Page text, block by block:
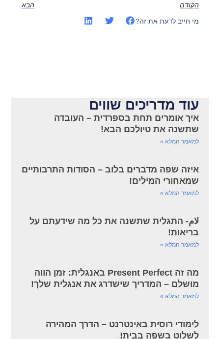
הקודם הבא
מי חייב לדעת את זה?
עוד מדריכים שווים
איך אומרים תחת בספרדית – העובדה
שתשנה את טיולכם הבא!
למאמר המלא »
איזה שפה מדברים בלוב – הסודות התרבותיים
שמאחורי המילים!
למאמר המלא »
لام- התגלית שתשנה את כל מה שידעתם על
בריאות!
למאמר המלא »
מה זה Present Perfect באנגלית: זמן הווה
מושלם – המדריך שישדרג את אנגלית שלך!
למאמר המלא »
לימודי רוסית באינטרנט – הדרך המהירה
לשלוט בשפה בבית!